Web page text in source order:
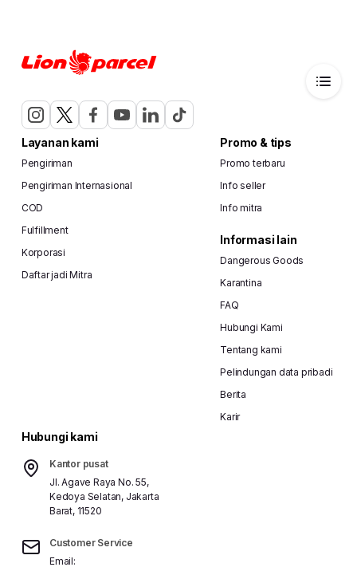
Layanan kami
Pengiriman
Pengiriman Internasional
COD
Fulfillment
Korporasi
Daftar jadi Mitra
Promo & tips
Promo terbaru
Info seller
Info mitra
Informasi lain
Dangerous Goods
Karantina
FAQ
Hubungi Kami
Tentang kami
Pelindungan data pribadi
Berita
Karir
Hubungi kami
Kantor pusat
Jl. Agave Raya No. 55,
Kedoya Selatan, Jakarta
Barat, 11520
Customer Service
Email: